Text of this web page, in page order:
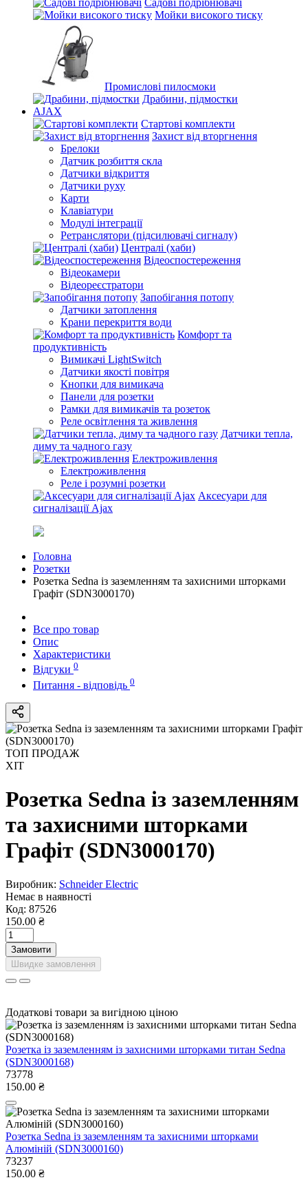
Садові подрібнювачі
Мойки високого тиску
Промислові пилосмоки
Драбини, підмостки
AJAX
Стартові комплекти
Захист від вторгнення
Брелоки
Датчик розбиття скла
Датчики відкриття
Датчики руху
Карти
Клавіатури
Модулі інтеграції
Ретранслятори (підсилювачі сигналу)
Централі (хаби)
Відеоспостереження
Відеокамери
Відеореєстратори
Запобігання потопу
Датчики затоплення
Крани перекриття води
Комфорт та
продуктивність
Вимикачі LightSwitch
Датчики якості повітря
Кнопки для вимикача
Панели для розетки
Рамки для вимикачів та розеток
Реле освітлення та живлення
Датчики тепла,
диму та чадного газу
Електроживлення
Електроживлення
Реле і розумні розетки
Аксесуари для
сигналізації Ajax
Головна
Розетки
Розетка Sedna із заземленням та захисними шторками
Графіт (SDN3000170)
Все про товар
Опис
Характеристики
Відгуки 0
Питання - відповідь 0
ТОП ПРОДАЖ
ХІТ
Розетка Sedna із заземленням
та захисними шторками
Графіт (SDN3000170)
Виробник: Schneider Electric
Немає в наявності
Код: 87526
150.00 ₴
Замовити
Швидке замовлення
Додаткові товари за вигідною ціною
Розетка із заземленням із захисними шторками титан Sedna
(SDN3000168)
73778
150.00 ₴
Розетка Sedna із заземленням та захисними шторками
Алюміній (SDN3000160)
73237
150.00 ₴